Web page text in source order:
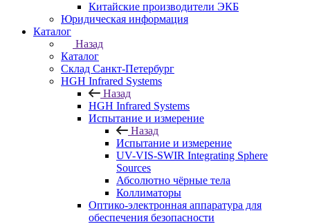
Китайские производители ЭКБ
Юридическая информация
Каталог
Назад
Каталог
Cклад Санкт-Петербург
HGH Infrared Systems
Назад
HGH Infrared Systems
Испытание и измерение
Назад
Испытание и измерение
UV-VIS-SWIR Integrating Sphere
Sources
Абсолютно чёрные тела
Коллиматоры
Оптико-электронная аппаратура для
обеспечения безопасности